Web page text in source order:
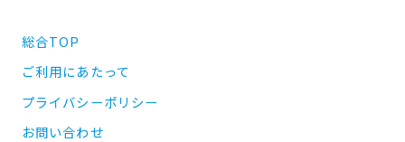
総合TOP
ご利用にあたって
プライバシーポリシー
お問い合わせ